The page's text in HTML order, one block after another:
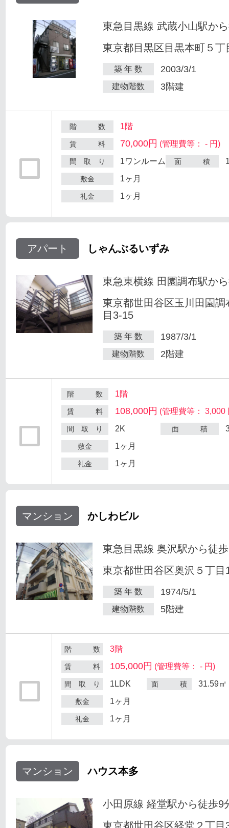
東急目黒線 武蔵小山駅か
東京都目黒区目黒本町５丁
築 年 数 2003/3/1
建物階数 3階建
階 数 1階
賃 料 70,000円 (管理費等： - 円)
間 取 り 1ワンルーム 面 積
敷金 1ヶ月
礼金 1ヶ月
アパート しゃんぶるいずみ
東急東横線 田園調布駅か
東京都世田谷区玉川田園調
目3-15
築 年 数 1987/3/1
建物階数 2階建
階 数 1階
賃 料 108,000円 (管理費等： 3,000
間 取 り 2K 面 積
敷金 1ヶ月
礼金 1ヶ月
マンション かしわビル
東急目黒線 奥沢駅から徒
東京都世田谷区奥沢５丁目
築 年 数 1974/5/1
建物階数 5階建
階 数 3階
賃 料 105,000円 (管理費等： - 円)
間 取 り 1LDK 面 積 31.59㎡
敷金 1ヶ月
礼金 1ヶ月
マンション ハウス本多
小田原線 経堂駅から徒歩9
東京都世田谷区経堂２丁目